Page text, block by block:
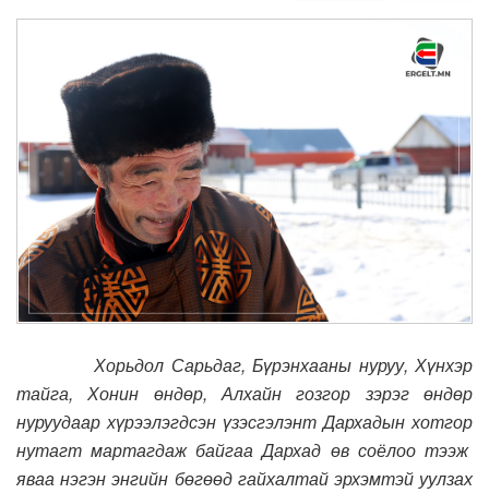
Хорьдол Сарьдаг, Бүрэнхааны нуруу, Хүнхэр
тайга, Хонин өндөр, Алхайн гозгор зэрэг өндөр
нуруудаар хүрээлэгдсэн үзэсгэлэнтДархадын хотгор
нутагт мартагдаж байгаа Дархад өв соёлоо тээж
яваа нэгэн энгийн бөгөөд гайхалтай эрхэмтэй уулзах